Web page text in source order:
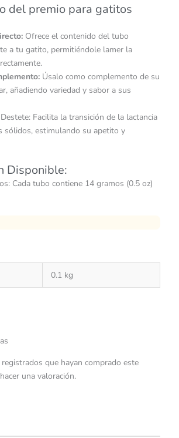
del premio para gatitos
Ofrece el contenido del tubo
a tu gatito, permitiéndole lamer la
Úsalo como complemento de su
añadiendo variedad y sabor a sus
Facilita la transición de la lactancia
sólidos, estimulando su apetito y
Disponible:
Cada tubo contiene 14 gramos (0.5 oz)
0.1 kg
que hayan comprado este
una valoración.